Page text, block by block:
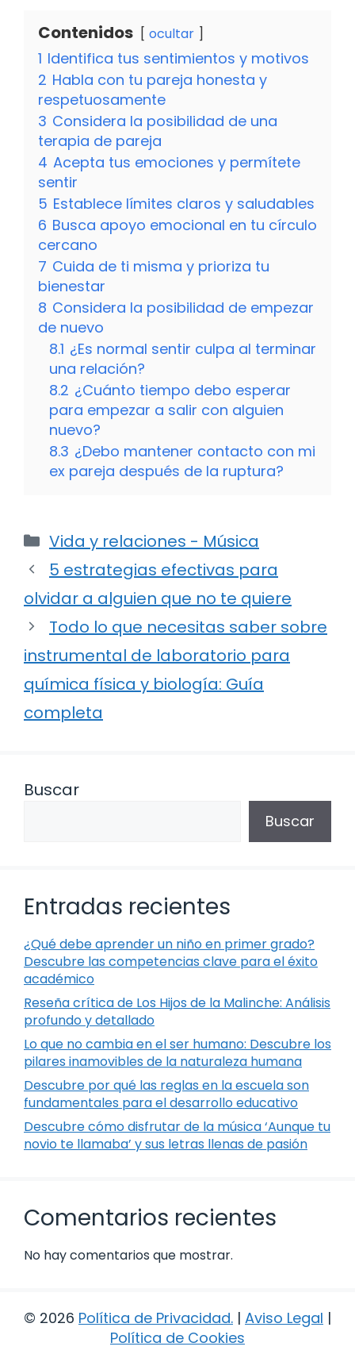
Contenidos ocultar
1 Identifica tus sentimientos y motivos
2 Habla con tu pareja honesta y
respetuosamente
3 Considera la posibilidad de una
terapia de pareja
4 Acepta tus emociones y permítete
sentir
5 Establece límites claros y saludables
6 Busca apoyo emocional en tu círculo
cercano
7 Cuida de ti misma y prioriza tu
bienestar
8 Considera la posibilidad de empezar
de nuevo
8.1 ¿Es normal sentir culpa al terminar
una relación?
8.2 ¿Cuánto tiempo debo esperar
para empezar a salir con alguien
nuevo?
8.3 ¿Debo mantener contacto con mi
ex pareja después de la ruptura?
Categorías
Vida y relaciones - Música
5 estrategias efectivas para
olvidar a alguien que no te quiere
Todo lo que necesitas saber sobre
instrumental de laboratorio para
química física y biología: Guía
completa
Buscar
Buscar
Entradas recientes
¿Qué debe aprender un niño en primer grado?
Descubre las competencias clave para el éxito
académico
Reseña crítica de Los Hijos de la Malinche: Análisis
profundo y detallado
Lo que no cambia en el ser humano: Descubre los
pilares inamovibles de la naturaleza humana
Descubre por qué las reglas en la escuela son
fundamentales para el desarrollo educativo
Descubre cómo disfrutar de la música ‘Aunque tu
novio te llamaba’ y sus letras llenas de pasión
Comentarios recientes
No hay comentarios que mostrar.
© 2026 Política de Privacidad. | Aviso Legal |
Política de Cookies